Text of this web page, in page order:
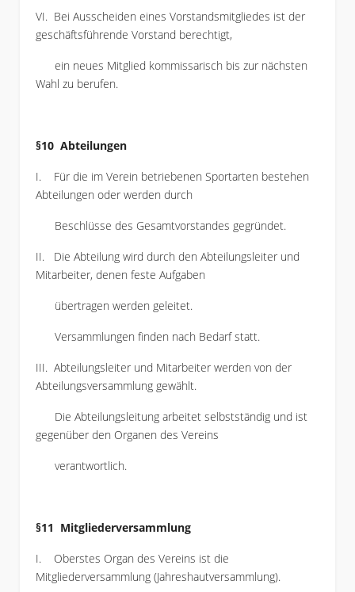
VI. Bei Ausscheiden eines Vorstandsmitgliedes ist der
geschäftsführende Vorstand berechtigt,
ein neues Mitglied kommissarisch bis zur nächsten
Wahl zu berufen.
§10 Abteilungen
I. Für die im Verein betriebenen Sportarten bestehen
Abteilungen oder werden durch
Beschlüsse des Gesamtvorstandes gegründet.
II. Die Abteilung wird durch den Abteilungsleiter und
Mitarbeiter, denen feste Aufgaben
übertragen werden geleitet.
Versammlungen finden nach Bedarf statt.
III. Abteilungsleiter und Mitarbeiter werden von der
Abteilungsversammlung gewählt.
Die Abteilungsleitung arbeitet selbstständig und ist
gegenüber den Organen des Vereins
verantwortlich.
§11 Mitgliederversammlung
I. Oberstes Organ des Vereins ist die
Mitgliederversammlung (Jahreshautversammlung).